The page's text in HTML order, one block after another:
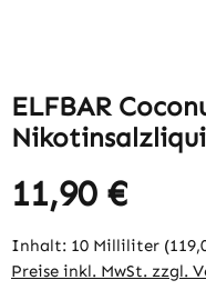
ELFBAR
Regulärer Preis:
11,90 €
Inhalt: 10 Milliliter
Preise inkl. MwSt. zzgl.